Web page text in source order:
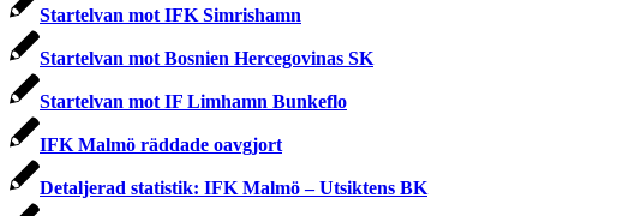
Startelvan mot IFK Simrishamn
Startelvan mot Bosnien Hercegovinas SK
Startelvan mot IF Limhamn Bunkeflo
IFK Malmö räddade oavgjort
Detaljerad statistik: IFK Malmö – Utsiktens BK